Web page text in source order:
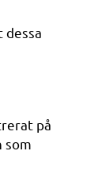
dessa
på
som